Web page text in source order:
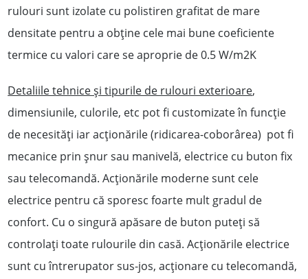
rulouri sunt izolate cu polistiren grafitat de mare
densitate pentru a obține cele mai bune coeficiente
termice cu valori care se aproprie de 0.5 W/m2K
Detaliile tehnice și tipurile de rulouri exterioare,
dimensiunile, culorile, etc pot fi customizate în funcţie
de necesităţi iar acţionările (ridicarea-coborârea) pot fi
mecanice prin șnur sau manivelă, electrice cu buton fix
sau telecomandă. Acționările moderne sunt cele
electrice pentru că sporesc foarte mult gradul de
confort. Cu o singură apăsare de buton puteți să
controlați toate rulourile din casă. Acționările electrice
sunt cu întrerupator sus-jos, acționare cu telecomandă,